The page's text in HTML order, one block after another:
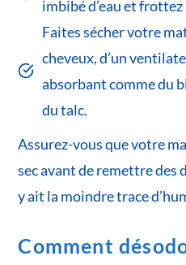
imbibé d’eau et
Faites sécher votre
cheveux, d’un
absorbant comme du
du talc.
Assurez-vous que votre
sec avant de remettre des
y ait la moindre trace
Comment